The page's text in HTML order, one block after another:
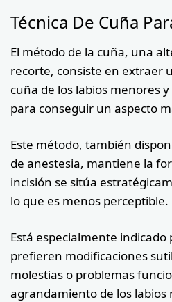
Técnica De Cuña
El método de la cuña, una
recorte, consiste en extraer
cuña de los labios menores
para conseguir un aspecto
Este método, también
de anestesia, mantiene la
incisión se sitúa
lo que es menos perceptible.
Está especialmente
prefieren modificaciones
molestias o problemas
agrandamiento de los labios